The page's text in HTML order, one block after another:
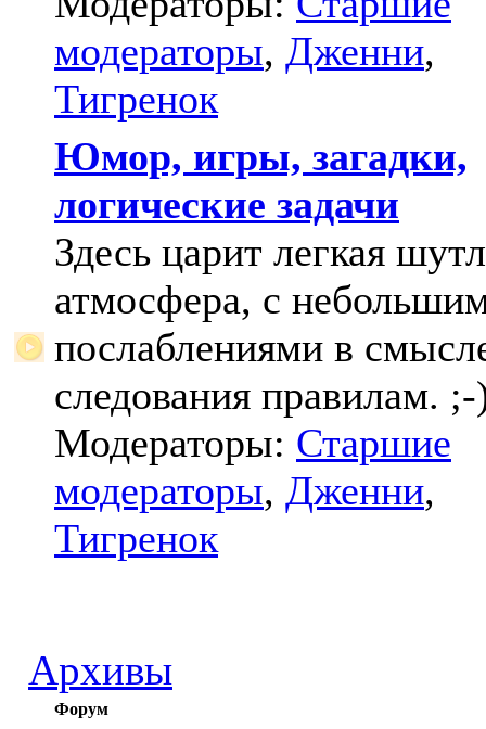
модераторы, Дженни,
Тигренок
Юмор, игры, загадки,
логические задачи
Здесь царит легкая
атмосфера, с
послаблениями в
следования правилам.
Модераторы: Старшие
модераторы, Дженни,
Тигренок
Архивы
Форум